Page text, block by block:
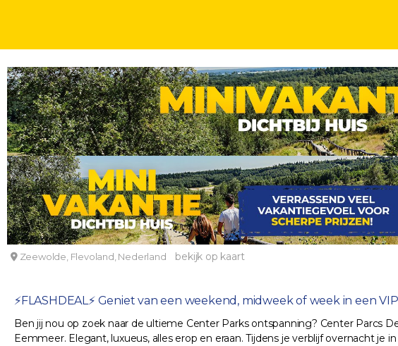
VAKANTIEPARKEN IN NEDERLAND DAGEN
⚡️FLASHDEAL⚡️ Verblijf in een VIP cottage op Center Parcs
Center Parcs De Eemhof - OUD
Zeewolde, Flevoland, Nederland bekijk op kaart
⚡️FLASHDEAL⚡️ Geniet van een weekend, midweek of week in een
Ben jij nou op zoek naar de ultieme Center Parks ontspanning? Center Parcs
Eemmeer. Elegant, luxueus, alles erop en eraan. Tijdens je verblijf overnacht